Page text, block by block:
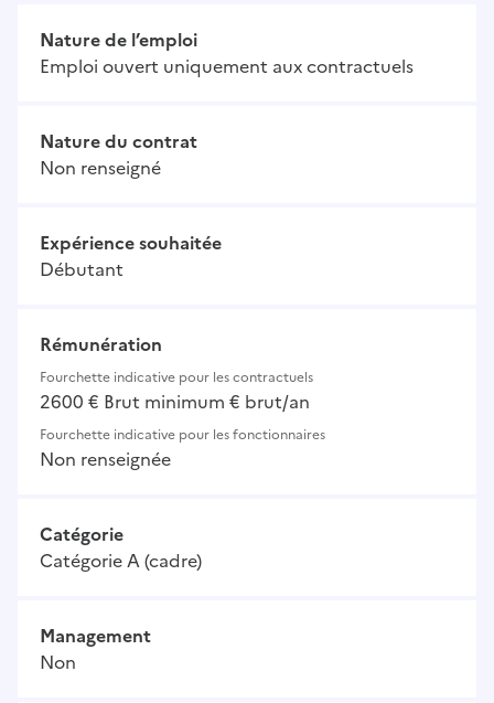
Nature de l’emploi
Emploi ouvert uniquement aux contractuels
Nature du contrat
Non renseigné
Expérience souhaitée
Débutant
Rémunération
Fourchette indicative pour les contractuels
2600 € Brut minimum € brut/an
Fourchette indicative pour les fonctionnaires
Non renseignée
Catégorie
Catégorie A (cadre)
Management
Non